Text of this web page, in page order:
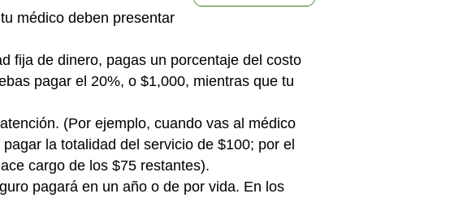
médico deben presentar
fija de dinero, pagas un porcentaje del costo
pagar el 20%, o $1,000, mientras que tu
(Por ejemplo, cuando vas al médico
la totalidad del servicio de $100; por el
cargo de los $75 restantes).
pagará en un año o de por vida. En los